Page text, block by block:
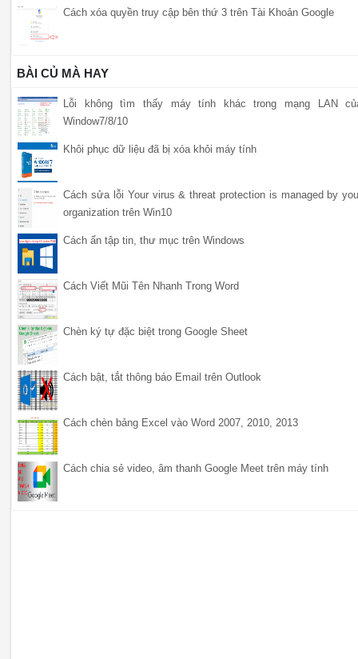
Cách xóa quyền truy cập bên thứ 3 trên Tài Khoản Google
BÀI CỦ MÀ HAY
Lỗi không tìm thấy máy tính khác trong mạng LAN
Window7/8/10
Khôi phục dữ liệu đã bị xóa khỏi máy tính
Cách sửa lỗi Your virus & threat protection is managed by
organization trên Win10
Cách ẩn tập tin, thư mục trên Windows
Cách Viết Mũi Tên Nhanh Trong Word
Chèn ký tự đặc biệt trong Google Sheet
Cách bật, tắt thông báo Email trên Outlook
Cách chèn bảng Excel vào Word 2007, 2010, 2013
Cách chia sẻ video, âm thanh Google Meet trên máy tính